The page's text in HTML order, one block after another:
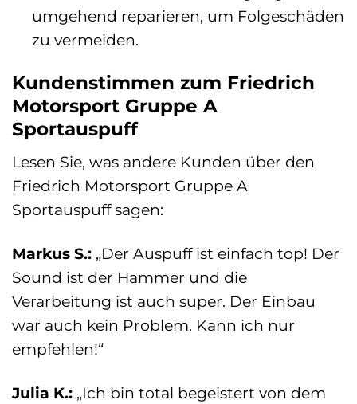
umgehend reparieren, um Folgeschäden
zu vermeiden.
Kundenstimmen zum Friedrich
Motorsport Gruppe A
Sportauspuff
Lesen Sie, was andere Kunden über den
Friedrich Motorsport Gruppe A
Sportauspuff sagen:
Markus S.: „Der Auspuff ist einfach top! Der
Sound ist der Hammer und die
Verarbeitung ist auch super. Der Einbau
war auch kein Problem. Kann ich nur
empfehlen!“
Julia K.: „Ich bin total begeistert von dem